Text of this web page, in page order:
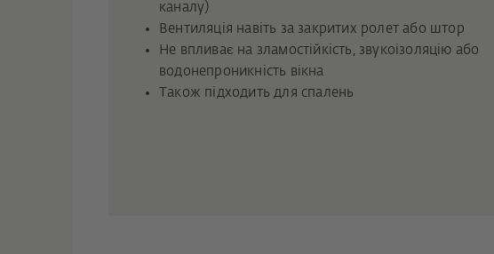
каналу)
Вентиляція навіть за закритих ролет або штор
Не впливає на зламостійкість, звукоізоляцію або
водонепроникність вікна
Також підходить для спалень